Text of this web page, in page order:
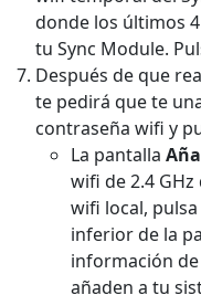
donde los últimos
tu Sync Module.
Después de que
te pedirá que te
contraseña wifi y
La pantalla
wifi de 2.4
wifi local, pulsa
inferior de la
información
añaden a tu